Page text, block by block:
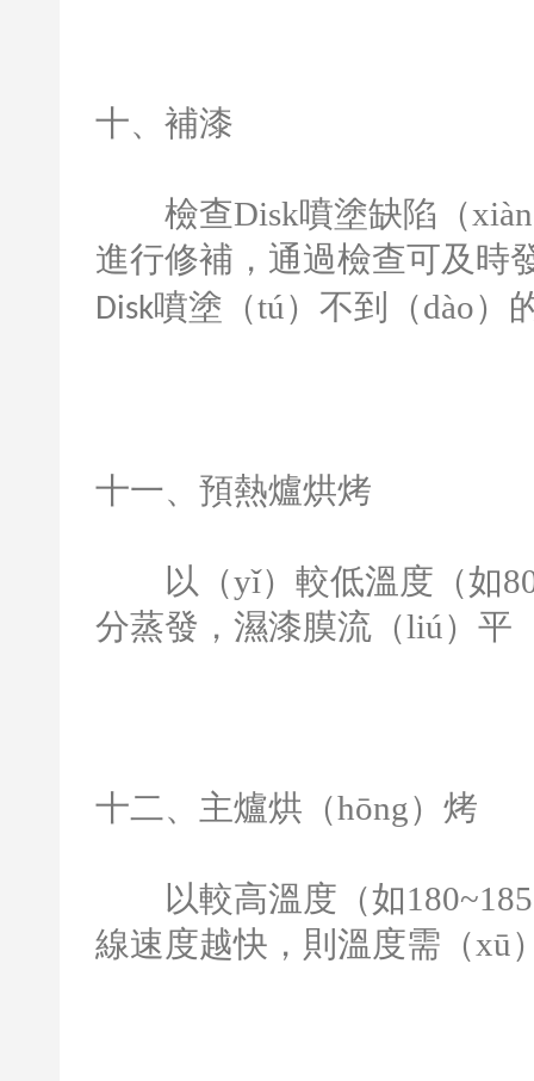
十、補漆
檢查Disk噴塗缺陷（
進行修補，通過檢查可及時
Disk噴塗（tú）不到（dào）
十一、預熱爐烘烤
以（yǐ）較低溫度（如
分蒸發，濕漆膜流（liú）平
十二、主爐烘（hōng）烤
以較高溫度（如180~185
線速度越快，則溫度需（xū